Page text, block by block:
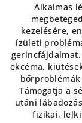
Alkalmas
kezelésére,
ízületi
ekcéma,
bőrproblémák
Támogatja a
utáni
fizikai, lelki